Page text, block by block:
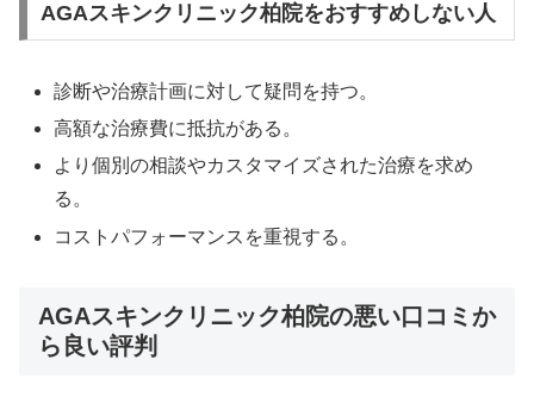
AGAスキンクリニック柏院をおすすめしない人
診断や治療計画に対して疑問を持つ。
高額な治療費に抵抗がある。
より個別の相談やカスタマイズされた治療を求め
る。
コストパフォーマンスを重視する。
AGAスキンクリニック柏院の悪い口コミか
ら良い評判